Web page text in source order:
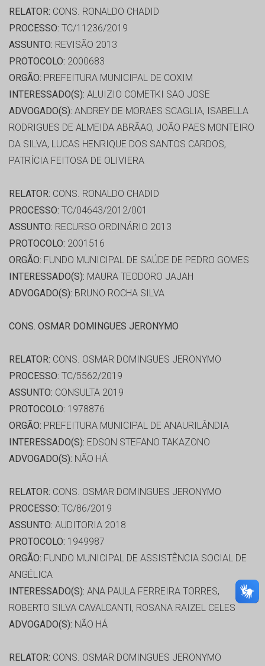
RELATOR: CONS. RONALDO CHADID
PROCESSO: TC/11236/2019
ASSUNTO: REVISÃO 2013
PROTOCOLO: 2000683
ORGÃO: PREFEITURA MUNICIPAL DE COXIM
INTERESSADO(S): ALUIZIO COMETKI SAO JOSE
ADVOGADO(S): ANDREY DE MORAES SCAGLIA, ISABELLA
RODRIGUES DE ALMEIDA ABRÃAO, JOÃO PAES MONTEIRO
DA SILVA, LUCAS HENRIQUE DOS SANTOS CARDOS,
PATRÍCIA FEITOSA DE OLIVIERA
RELATOR: CONS. RONALDO CHADID
PROCESSO: TC/04643/2012/001
ASSUNTO: RECURSO ORDINÁRIO 2013
PROTOCOLO: 2001516
ORGÃO: FUNDO MUNICIPAL DE SAÚDE DE PEDRO GOMES
INTERESSADO(S): MAURA TEODORO JAJAH
ADVOGADO(S): BRUNO ROCHA SILVA
CONS. OSMAR DOMINGUES JERONYMO
RELATOR: CONS. OSMAR DOMINGUES JERONYMO
PROCESSO: TC/5562/2019
ASSUNTO: CONSULTA 2019
PROTOCOLO: 1978876
ORGÃO: PREFEITURA MUNICIPAL DE ANAURILÂNDIA
INTERESSADO(S): EDSON STEFANO TAKAZONO
ADVOGADO(S): NÃO HÁ
RELATOR: CONS. OSMAR DOMINGUES JERONYMO
PROCESSO: TC/86/2019
ASSUNTO: AUDITORIA 2018
PROTOCOLO: 1949987
ORGÃO: FUNDO MUNICIPAL DE ASSISTÊNCIA SOCIAL DE
ANGÉLICA
INTERESSADO(S): ANA PAULA FERREIRA TORRES,
ROBERTO SILVA CAVALCANTI, ROSANA RAIZEL CELES
ADVOGADO(S): NÃO HÁ
RELATOR: CONS. OSMAR DOMINGUES JERONYMO